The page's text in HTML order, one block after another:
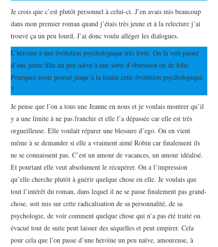
Je crois que c’est plutôt personnel à celui-ci. J’en avais mis beaucoup
dans mon premier roman quand j’étais très jeune et à la relecture j’ai
trouvé ça un peu lourd. J’ai donc voulu alléger les dialogues.
L’héroïne a une évolution psychologique très forte. On la voit passer
d’une jeune fille un peu naïve à une sorte d’obsession ou de folie.
Pourquoi avoir poussé jusqu’à la limite cette évolution psychologique
?
Je pense que l’on a tous une Jeanne en nous et je voulais montrer qu’il
y a une limite à ne pas franchir et elle l’a dépassée car elle est très
orgueilleuse. Elle voulait réparer une blessure d’ego. On en vient
même à se demander si elle a vraiment aimé Robin car finalement ils
ne se connaissent pas. C’est un amour de vacances, un amour idéalisé.
Et pourtant elle veut absolument le récupérer. On a l’impression
qu’elle cherche plutôt à guérir quelque chose en elle. Je voulais que
tout l’intérêt du roman, dans lequel il ne se passe finalement pas grand-
chose, soit mis sur cette radicalisation de sa personnalité, de sa
psychologie, de voir comment quelque chose qui n’a pas été traité ou
évacué tout de suite peut laisser des séquelles et peut empirer. Cela
pour cela que l’on passe d’une héroïne un peu naïve, amoureuse, à